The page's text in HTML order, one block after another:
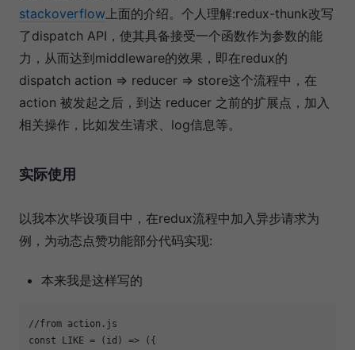
stackoverflow 上面的介绍。个人理解:redux-thunk改写
了dispatch API，使其具备接受一个函数作为参数的能
力，从而达到middleware的效果，即在redux的
dispatch action => reducer => store这个流程中，在
action 被发起之后，到达 reducer 之前的扩展点，加入
相关操作，比如发生请求、log信息等。
实际使用
以我本次毕设项目中，在redux流程中加入异步请求为
例，为动态点赞功能部分代码实现:
本来我是这样写的
//from action.js
const LIKE = ( id ) => ({